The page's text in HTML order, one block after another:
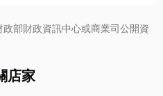
部財政資訊中心或商業司公開資
店家